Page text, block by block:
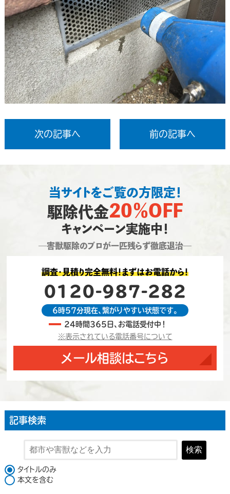
次の記事へ 前の記事へ
当サイトをご覧の方限定！
駆除代金20％OFF
キャンペーン実施中！
―害獣駆除のプロが一匹残らず徹底退治―
調査・見積り完全無料！まずはお電話から！
0120-987-282
6時57分現在、繋がりやすい状態です。
24時間365日、お電話受付中！
※表示されている電話番号について
メール相談はこちら
記事検索
検索
検索対象
タイトルのみ
本文を含む